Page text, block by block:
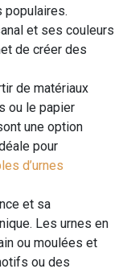
populaires.
et ses couleurs
de créer des
de matériaux
ou le papier
une option
pour
d’urnes
et sa
Les urnes en
ou moulées et
ou des